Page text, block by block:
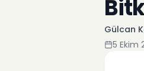
Gülcan
5 Ekim